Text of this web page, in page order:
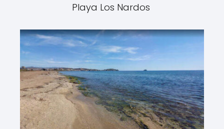
Playa Los Nardos